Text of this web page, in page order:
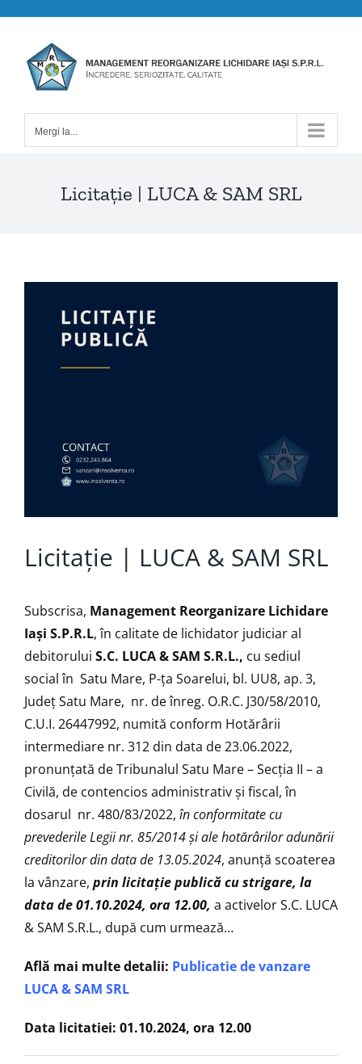
content
Mergi la...
Licitație | LUCA & SAM SRL
Larger
Licitație | LUCA & SAM SRL
Subscrisa, Management Reorganizare Lichidare
Iaşi S.P.R.L, în calitate de lichidator judiciar al
debitorului S.C. LUCA & SAM S.R.L., cu sediul
social în Satu Mare, P-ţa Soarelui, bl. UU8, ap. 3,
Județ Satu Mare, nr. de înreg. O.R.C. J30/58/2010,
C.U.I. 26447992, numită conform Hotărârii
intermediare nr. 312 din data de 23.06.2022,
pronunţată de Tribunalul Satu Mare – Secţia II – a
Civilă, de contencios administrativ şi fiscal, în
dosarul nr. 480/83/2022, în conformitate cu
prevederile Legii nr. 85/2014 și ale hotărârilor adunării
creditorilor din data de 13.05.2024, anunţă scoaterea
la vânzare, prin licitație publică cu strigare, la
data de 01.10.2024, ora 12.00, a activelor S.C. LUCA
& SAM S.R.L., după cum urmează…
Află mai multe detalii: Publicatie de vanzare
LUCA & SAM SRL
Data licitatiei: 01.10.2024, ora 12.00